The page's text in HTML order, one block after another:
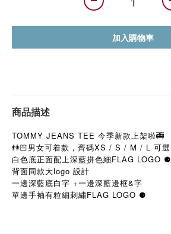
加入購物車
商品描述
TOMMY JEANS TEE 今季新款上架啦🚎
👫🏻男女可着款，齊碼XS / S / M / L 可選
白色底正面配上深藍拼色細FLAG LOGO ⚈
背面同款大logo 設計
一邊深藍底白字 +一邊深藍邊框&字
單邊手袖有粒細刺繡FLAG LOGO ⚈